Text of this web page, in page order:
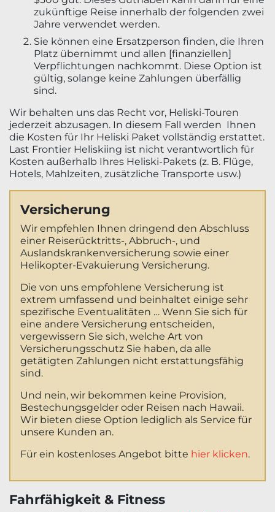
zukünftige Reise innerhalb der folgenden zwei
Jahre verwendet werden.
Sie können eine Ersatzperson finden, die Ihren
Platz übernimmt und allen [finanziellen]
Verpflichtungen nachkommt. Diese Option ist
gültig, solange keine Zahlungen überfällig
sind.
Wir behalten uns das Recht vor, Heliski-Touren
jederzeit abzusagen. In diesem Fall werden Ihnen
die Kosten für Ihr Heliski Paket vollständig erstattet.
Last Frontier Heliskiing ist nicht verantwortlich für
Kosten außerhalb Ihres Heliski-Pakets (z. B. Flüge,
Hotels, Mahlzeiten, zusätzliche Transporte usw.)
Versicherung
Wir empfehlen Ihnen dringend den Abschluss
einer Reiserücktritts-, Abbruch-, und
Auslandskrankenversicherung sowie einer
Helikopter-Evakuierung Versicherung.
Die von uns empfohlene Versicherung ist
extrem umfassend und beinhaltet einige sehr
spezifische Eventualitäten … Wenn Sie sich für
eine andere Versicherung entscheiden,
vergewissern Sie sich, welche Art von
Versicherungsschutz Sie haben, da alle
getätigten Zahlungen nicht erstattungsfähig
sind.
Und nein, wir bekommen keine Provision,
Bestechungsgelder oder Reisen nach Hawaii.
Wir bieten diese Option lediglich als Service für
unsere Kunden an.
Für ein kostenloses Angebot bitte hier klicken.
Fahrfähigkeit & Fitness